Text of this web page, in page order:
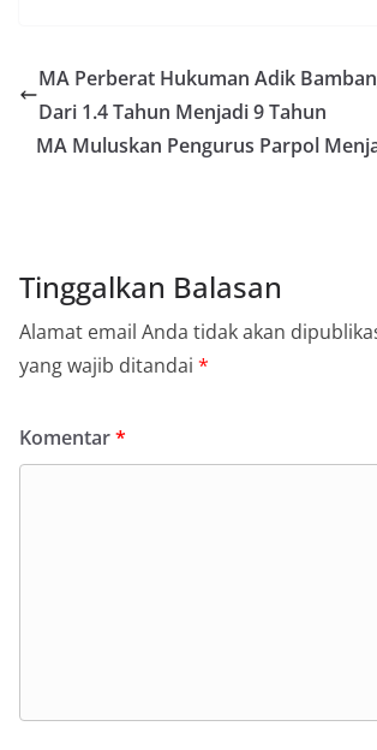
MA Perberat Hukuman Adik
Dari 1.4 Tahun Menjadi 9 Tahun
MA Muluskan Pengurus Parpol
Tinggalkan Balasan
Alamat email Anda tidak akan
yang wajib ditandai *
Komentar*